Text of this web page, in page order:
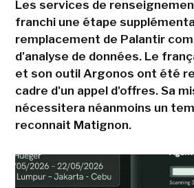
Les services de
franchi une étape
remplacement de Palantir
d'analyse de données. Le
et son outil Argonos ont été
cadre d'un appel d'offres. Sa
nécessitera néanmoins un
reconnait Matignon.